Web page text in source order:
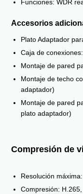
Funciones: WDR
Accesorios
Plato Adaptador
Caja de conexiones:
Montaje de pared
Montaje de techo
adaptador)
Montaje de pared
plato adaptador)
Compresión de
Resolución
Compresión: H.265,